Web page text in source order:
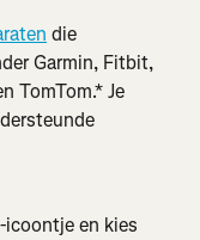
die
Garmin, Fitbit,
TomTom.* Je
en kies